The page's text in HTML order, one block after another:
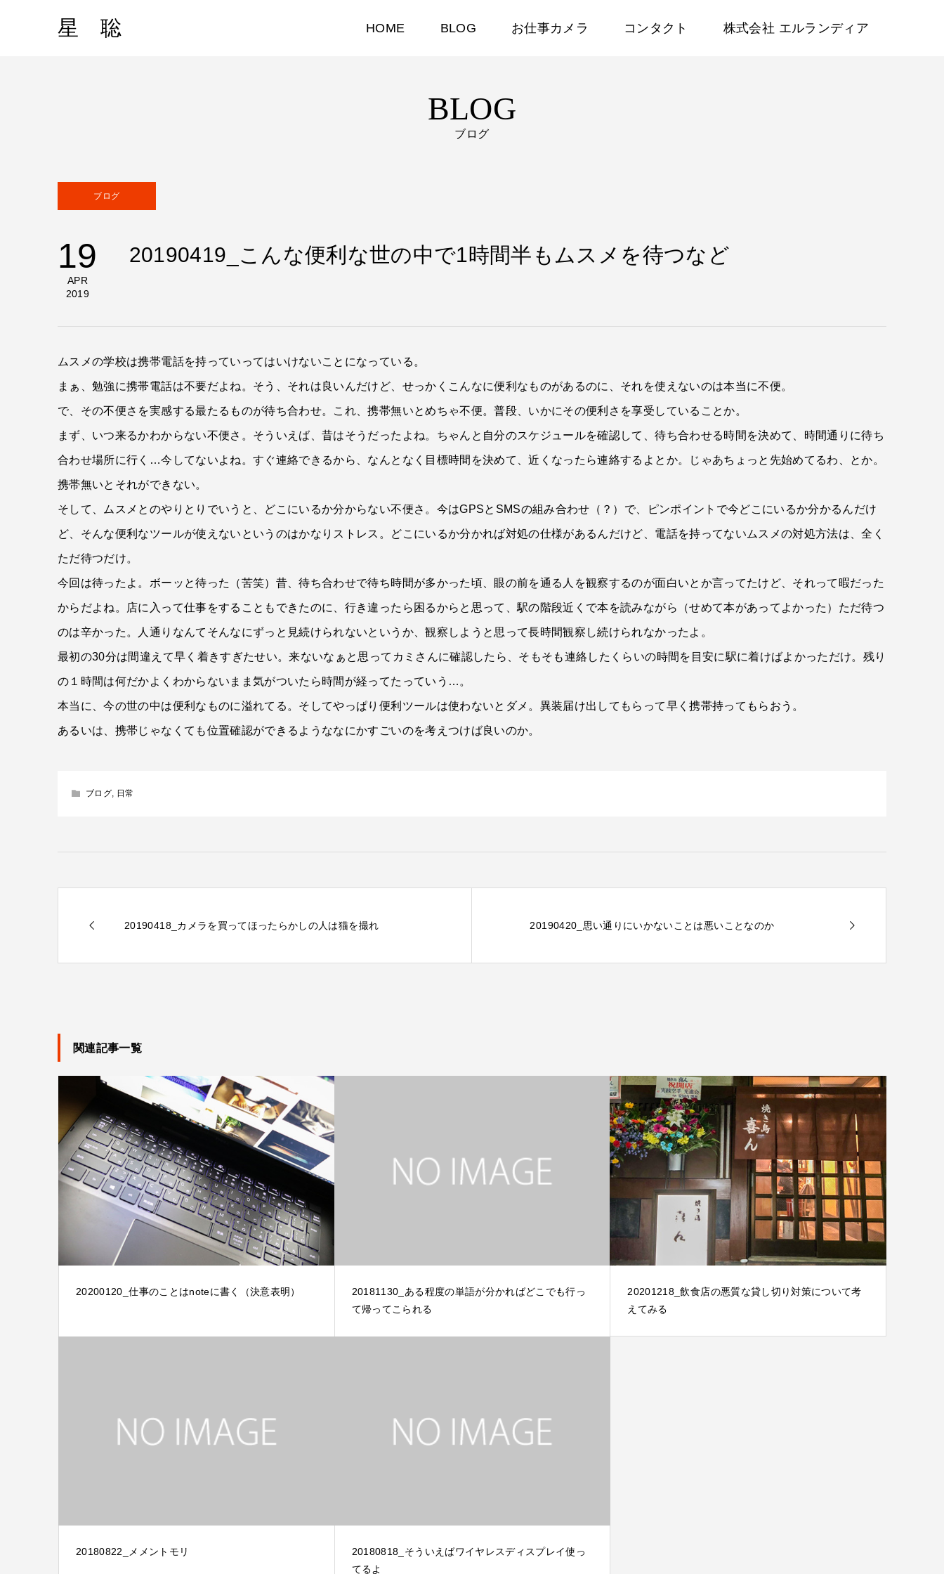
星 聡 HOME BLOG お仕事カメラ コンタクト 株式会社 エルランディア
BLOG
ブログ
ブログ
19
APR
2019
20190419_こんな便利な世の中で1時間半もムスメを待つなど
ムスメの学校は携帯電話を持っていってはいけないことになっている。
まぁ、勉強に携帯電話は不要だよね。そう、それは良いんだけど、せっかくこんなに便利なものがあるのに、それを使えないのは本当に不便。
で、その不便さを実感する最たるものが待ち合わせ。これ、携帯無いとめちゃ不便。普段、いかにその便利さを享受していることか。
まず、いつ来るかわからない不便さ。そういえば、昔はそうだったよね。ちゃんと自分のスケジュールを確認して、待ち合わせる時間を決めて、時間通りに待ち
合わせ場所に行く…今してないよね。すぐ連絡できるから、なんとなく目標時間を決めて、近くなったら連絡するよとか。じゃあちょっと先始めてるわ、とか。
携帯無いとそれができない。
そして、ムスメとのやりとりでいうと、どこにいるか分からない不便さ。今はGPSとSMSの組み合わせ（？）で、ピンポイントで今どこにいるか分かるんだけ
ど、そんな便利なツールが使えないというのはかなりストレス。どこにいるか分かれば対処の仕様があるんだけど、電話を持ってないムスメの対処方法は、全く
ただ待つだけ。
今回は待ったよ。ボーッと待った（苦笑）昔、待ち合わせで待ち時間が多かった頃、眼の前を通る人を観察するのが面白いとか言ってたけど、それって暇だった
からだよね。店に入って仕事をすることもできたのに、行き違ったら困るからと思って、駅の階段近くで本を読みながら（せめて本があってよかった）ただ待つ
のは辛かった。人通りなんてそんなにずっと見続けられないというか、観察しようと思って長時間観察し続けられなかったよ。
最初の30分は間違えて早く着きすぎたせい。来ないなぁと思ってカミさんに確認したら、そもそも連絡したくらいの時間を目安に駅に着けばよかっただけ。残り
の１時間は何だかよくわからないまま気がついたら時間が経ってたっていう…。
本当に、今の世の中は便利なものに溢れてる。そしてやっぱり便利ツールは使わないとダメ。異装届け出してもらって早く携帯持ってもらおう。
あるいは、携帯じゃなくても位置確認ができるようななにかすごいのを考えつけば良いのか。
ブログ, 日常
20190418_カメラを買ってほったらかしの人は猫を撮れ 20190420_思い通りにいかないことは悪いことなのか
関連記事一覧
20200120_仕事のことはnoteに書く（決意表明）
20181130_ある程度の単語が分かればどこでも行っ
て帰ってこられる
20201218_飲食店の悪質な貸し切り対策について考
えてみる
20180822_メメントモリ
20180818_そういえばワイヤレスディスプレイ使っ
てるよ